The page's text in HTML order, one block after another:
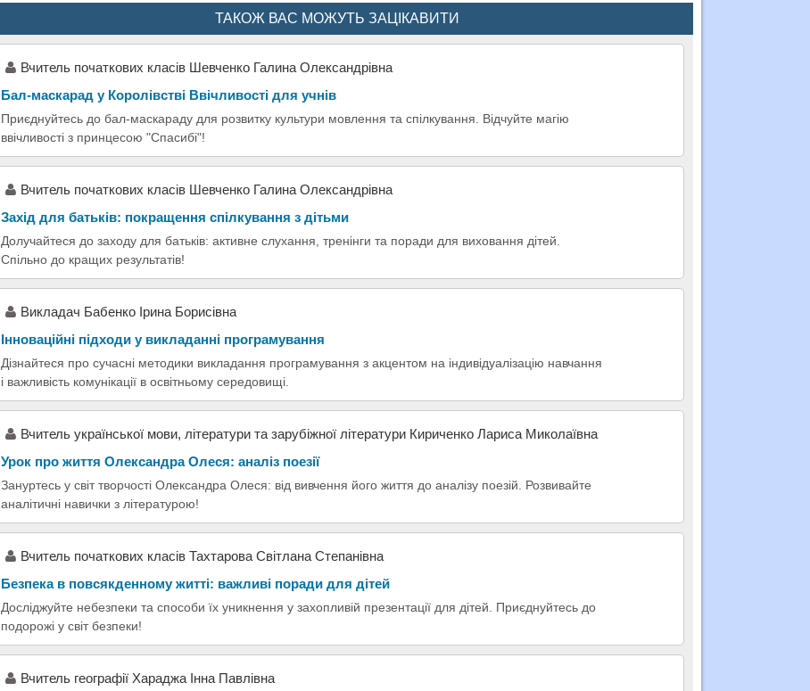
ТАКОЖ ВАС МОЖУТЬ ЗАЦІКАВИТИ
Вчитель початкових класів Шевченко Галина Олександрівна
Бал-маскарад у Королівстві Ввічливості для учнів
Приєднуйтесь до бал-маскараду для розвитку культури мовлення та спілкування. Відчуйте магію
ввічливості з принцесою "Спасибі"!
Вчитель початкових класів Шевченко Галина Олександрівна
Захід для батьків: покращення спілкування з дітьми
Долучайтеся до заходу для батьків: активне слухання, тренінги та поради для виховання дітей.
Спільно до кращих результатів!
Викладач Бабенко Ірина Борисівна
Інноваційні підходи у викладанні програмування
Дізнайтеся про сучасні методики викладання програмування з акцентом на індивідуалізацію навчання
і важливість комунікації в освітньому середовищі.
Вчитель української мови, літератури та зарубіжної літератури Кириченко Лариса Миколаївна
Урок про життя Олександра Олеся: аналіз поезії
Зануртесь у світ творчості Олександра Олеся: від вивчення його життя до аналізу поезій. Розвивайте
аналітичні навички з літературою!
Вчитель початкових класів Тахтарова Світлана Степанівна
Безпека в повсякденному житті: важливі поради для дітей
Досліджуйте небезпеки та способи їх уникнення у захопливій презентації для дітей. Приєднуйтесь до
подорожі у світ безпеки!
Вчитель географії Хараджа Інна Павлівна